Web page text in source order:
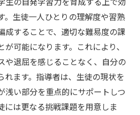
。生徒一人ひとりの理解度や習熟
成することで、適切な難易度の課
可能になります。これにより、
や退屈を感じることなく、自分の
れます。指導者は、生徒の現状を
浅い部分を重点的にサポートしつ
には更なる挑戦課題を用意しま